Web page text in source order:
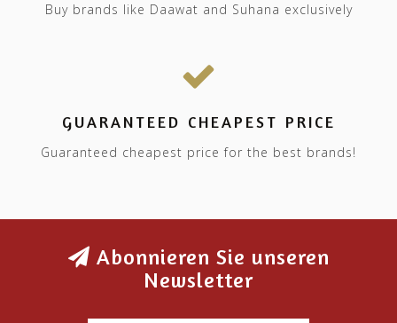
Buy brands like Daawat and Suhana exclusively
GUARANTEED CHEAPEST PRICE
Guaranteed cheapest price for the best brands!
Abonnieren Sie unseren
Newsletter